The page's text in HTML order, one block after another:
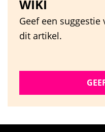
WIKI
Geef een
dit artikel.